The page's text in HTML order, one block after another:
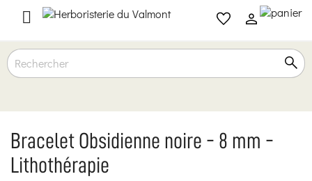

Bracelet Obsidienne noire - 8 mm -
Lithothérapie